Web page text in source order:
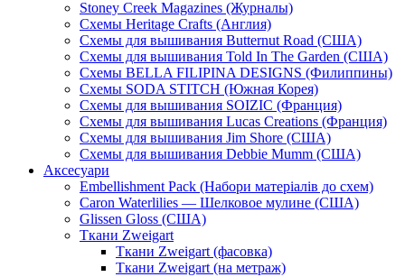
Stoney Creek Magazines (Журналы)
Схемы Heritage Crafts (Англия)
Схемы для вышивания Butternut Road (США)
Схемы для вышивания Told In The Garden (США)
Схемы BELLA FILIPINA DESIGNS (Филиппины)
Схемы SODA STITCH (Южная Корея)
Схемы для вышивания SOIZIC (Франция)
Схемы для вышивания Lucas Creations (Франция)
Схемы для вышивания Jim Shore (США)
Схемы для вышивания Debbie Mumm (США)
Аксесуари
Embellishment Pack (Набори матеріалів до схем)
Caron Waterlilies — Шелковое мулине (США)
Glissen Gloss (США)
Ткани Zweigart
Ткани Zweigart (фасовка)
Ткани Zweigart (на метраж)